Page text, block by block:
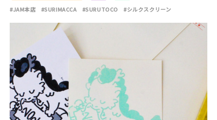
イベント
印刷見本
シルクスクリーン
無地素材
#JAM本店 #SURIMACCA #SURUTOCO #シルクスクリーン